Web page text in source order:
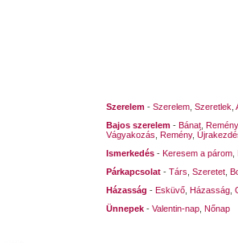
Szerelem - Szerelem Szeretlek
Bajos szerelem - Bánat
Vágyakozás Remény,
Ismerkedés - Keresem a párom
Párkapcsolat - Társ Szeretet
Házasság - Esküvő Házasság
Ünnepek - Valentin-nap Nőnap